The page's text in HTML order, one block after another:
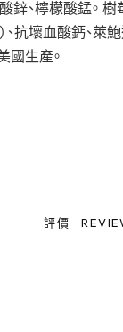
鋅、檸檬酸錳。
、抗壞血酸鈣、
國生產。
評價 ·